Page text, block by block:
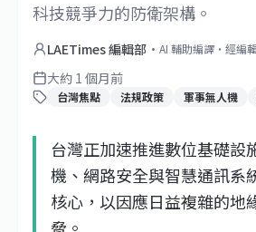
科技競爭力的防衛架構。
LAETimes 編輯部 · AI 輔助編譯・經編
大約 1 個月前
台灣焦點 法規政策 軍事無人機
台灣正加速推進數位基礎設
機、網路安全與智慧通訊系
核心，以因應日益複雜的地